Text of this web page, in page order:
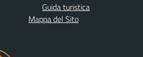
Guida turistica
Mappa del Sito